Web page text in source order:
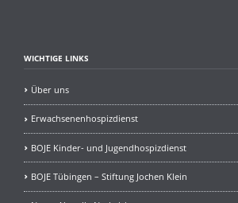
von
WICHTIGE LINKS
Über uns
Erwachsenenhospizdienst
BOJE Kinder- und Jugendhospizdienst
BOJE Tübingen – Stiftung Jochen Klein